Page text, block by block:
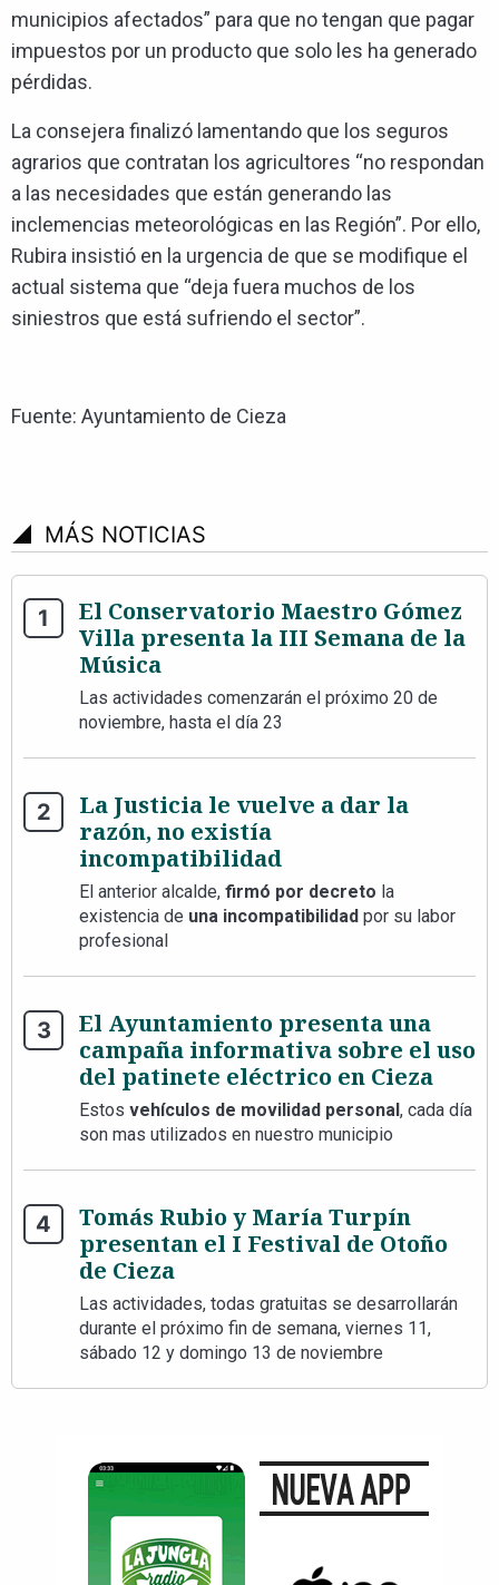
municipios afectados” para que no tengan que pagar
impuestos por un producto que solo les ha generado
pérdidas.
La consejera finalizó lamentando que los seguros
agrarios que contratan los agricultores “no respondan
a las necesidades que están generando las
inclemencias meteorológicas en las Región”. Por ello,
Rubira insistió en la urgencia de que se modifique el
actual sistema que “deja fuera muchos de los
siniestros que está sufriendo el sector”.
Fuente: Ayuntamiento de Cieza
signal_cellular_4_bar MÁS NOTICIAS
El Conservatorio Maestro Gómez
Villa presenta la III Semana de la
Música
Las actividades comenzarán el próximo 20 de
noviembre, hasta el día 23
La Justicia le vuelve a dar la
razón, no existía
incompatibilidad
El anterior alcalde, firmó por decreto la
existencia de una incompatibilidad por su labor
profesional
El Ayuntamiento presenta una
campaña informativa sobre el uso
del patinete eléctrico en Cieza
Estos vehículos de movilidad personal , cada día
son mas utilizados en nuestro municipio
Tomás Rubio y María Turpín
presentan el I Festival de Otoño
de Cieza
Las actividades, todas gratuitas se desarrollarán
durante el próximo fin de semana, viernes 11,
sábado 12 y domingo 13 de noviembre